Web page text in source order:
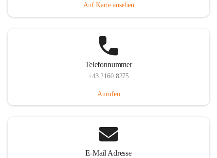
Auf Karte ansehen
Telefonnummer
+43 2160 8275
Anrufen
E-Mail Adresse